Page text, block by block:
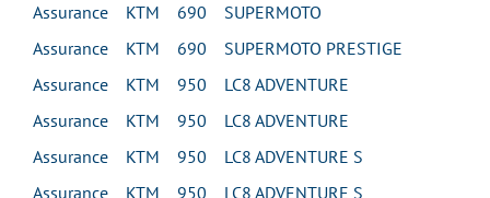
Assurance KTM 690 SUPERMOTO
Assurance KTM 690 SUPERMOTO PRESTIGE
Assurance KTM 950 LC8 ADVENTURE
Assurance KTM 950 LC8 ADVENTURE
Assurance KTM 950 LC8 ADVENTURE S
Assurance KTM 950 LC8 ADVENTURE S